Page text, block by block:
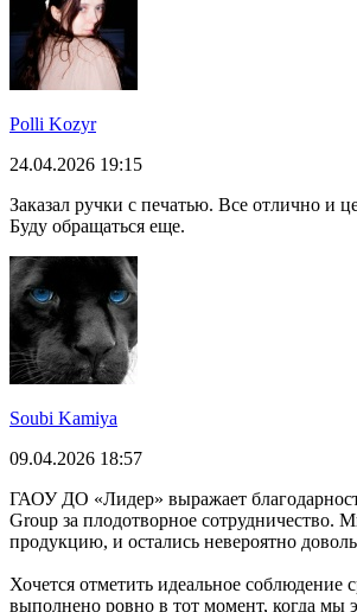
Polli Kozyr
24.04.2026 19:15
Заказал ручки с печатью. Все отлично и
Буду обращаться еще.
Soubi Kamiya
09.04.2026 18:57
ГАОУ ДО «Лидер» выражает
Group за плодотворное сотрудничество.
продукцию, и остались невероятно
Хочется отметить идеальное соблюдение
выполнено ровно в тот момент, когда мы